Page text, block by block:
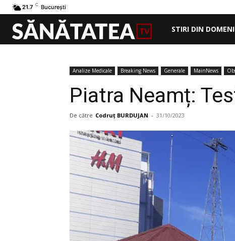
21.7 C București
STIRI DIN
Analize Medicale Breaking News Generale MainNews
Piatra Neamț:
De către Codruț BURDUJAN - 31/10/2023